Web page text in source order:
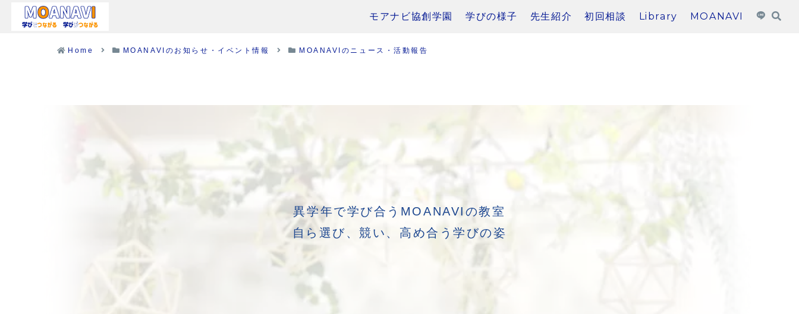
モアナビ協創学園 学びの様子 先生紹介 初回相談 Library MOANAVI
Home MOANAVIのお知らせ・イベント情報 MOANAVIのニュース・活動報告
異学年で学び合うMOANAVIの教室
自ら選び、競い、高め合う学びの姿